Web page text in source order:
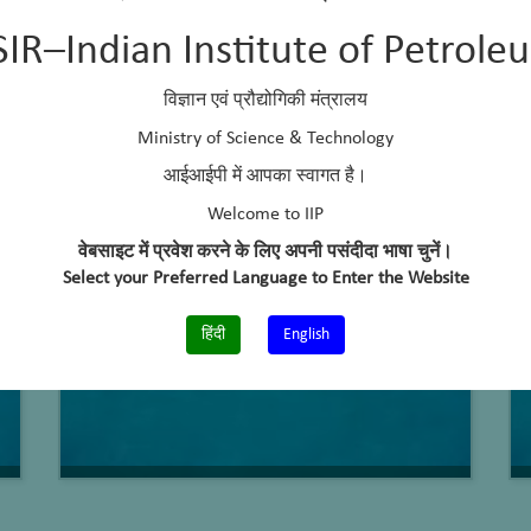
Institute of
विज्ञान एवं प्रौद्योगिकी मंत्रालय
Ministry of Science & Technology
आईआईपी में आपका स्वागत है।
Welcome to IIP
वेबसाइट में प्रवेश करने के लिए अपनी पसंदीदा भाषा चुनें।
Select your Preferred Language to Enter the Website
हिंदी English
Recent Activities